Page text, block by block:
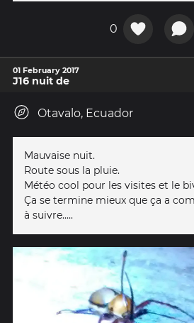
0
01 February 2017
J16 nuit de
Otavalo, Ecuador
Mauvaise nuit.
Route sous la pluie.
Météo cool pour les visites et le
Ça se termine mieux que ça a
à suivre.....